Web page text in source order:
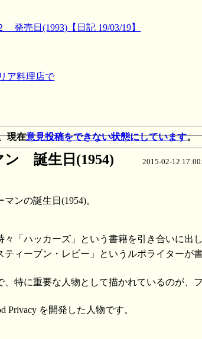
発売日(1993)【日記 19/03/19】
ア料理店で
現在意見投稿をできない状態にしています。
ン 誕生日(1954) 2015-02-12
ンの誕生日(1954)。
「ハッカーズ」という書籍を引き合いに出し
ティーブン・レビー」というルポライターが
、特に重要な人物として描かれているのが、
Privacy を開発した人物です。